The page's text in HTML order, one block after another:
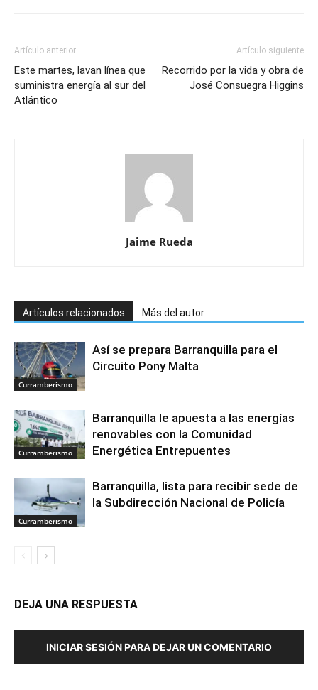
Artículo anterior
Este martes, lavan línea que
suministra energía al sur del
Atlántico
Artículo siguiente
Recorrido por la vida y obra de
José Consuegra Higgins
Jaime Rueda
Artículos relacionados Más del autor
Curramberismo
Así se prepara Barranquilla para el
Circuito Pony Malta
Curramberismo
Barranquilla le apuesta a las energías
renovables con la Comunidad
Energética Entrepuentes
Curramberismo
Barranquilla, lista para recibir sede de
la Subdirección Nacional de Policía
DEJA UNA RESPUESTA
INICIAR SESIÓN PARA DEJAR UN COMENTARIO